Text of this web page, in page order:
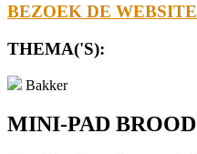
BEZOEK DE WEBSITE
THEMA('S):
Bakker
MINI-PAD BROOD